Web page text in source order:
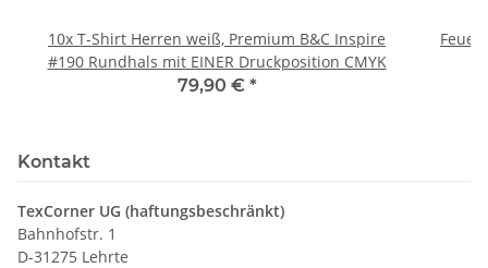
10x T-Shirt Herren weiß, Premium B&C Inspire
#190 Rundhals mit EINER Druckposition CMYK
79,90 € *
Kontakt
TexCorner UG (haftungsbeschränkt)
Bahnhofstr. 1
D-31275 Lehrte